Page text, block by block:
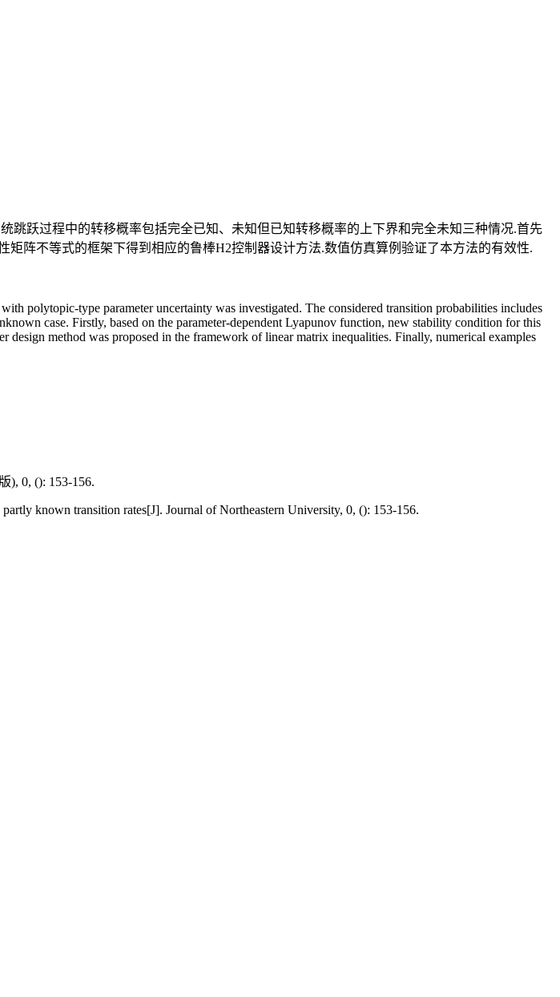
跳跃过程中的转移概率包括完全已知、未知但已知转移概率的上下界和完全未知三种情况.首先
阵不等式的框架下得到相应的鲁棒H2控制器设计方法.数值仿真算例验证了本方法的有效性.
polytopic-type parameter uncertainty was investigated. The considered transition probabilities includes
case. Firstly, based on the parameter-dependent Lyapunov function, new stability condition for this
design method was proposed in the framework of linear matrix inequalities. Finally, numerical examples
), 0, (): 153-156.
known transition rates[J]. Journal of Northeastern University, 0, (): 153-156.